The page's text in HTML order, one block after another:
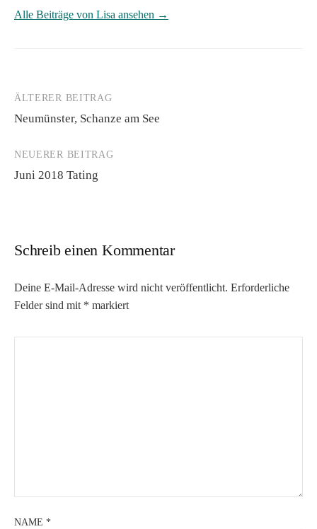
Alle Beiträge von Lisa ansehen →
Beitrags-
Navigation
ÄLTERER BEITRAG
Neumünster, Schanze am See
NEUERER BEITRAG
Juni 2018 Tating
Schreib einen Kommentar
Deine E-Mail-Adresse wird nicht veröffentlicht. Erforderliche
Felder sind mit * markiert
NAME *